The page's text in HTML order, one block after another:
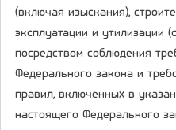
(включая изыскания),
эксплуатации и утилизации
посредством соблюдения
Федерального закона и
правил, включенных в
настоящего Федерального